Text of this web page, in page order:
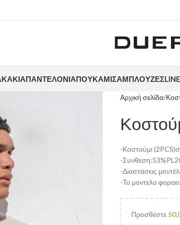
ΠΑΝΤΕΛΌΝΙΑΠΟΥΚΆΜΙΣΑΜΠΛΟΎΖΕΣ
Αρχική σελίδα
-Κοστούμι
-
-Διαστάσεις
-Το μοντελο
Προσθέστε